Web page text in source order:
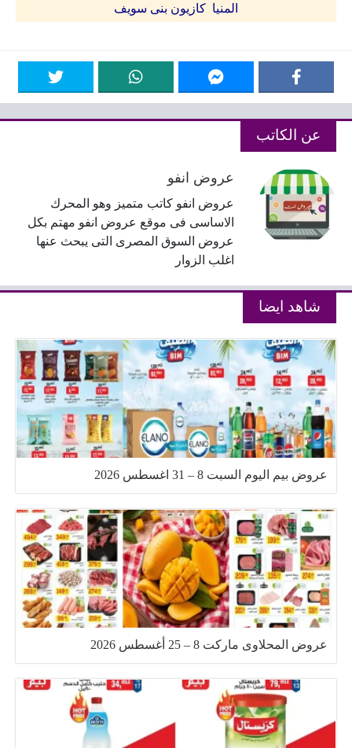
المنيا كازيون بنى سويف
عن الكاتب
عروض انفو
عروض انفو كاتب متميز وهو المحرك
الاساسى فى موقع عروض انفو مهتم بكل
عروض السوق المصرى التى يبحث عنها
اغلب الزوار
شاهد ايضا
عروض بيم اليوم السبت 8 – 31 اغسطس 2026
عروض المحلاوى ماركت 8 – 25 أغسطس 2026